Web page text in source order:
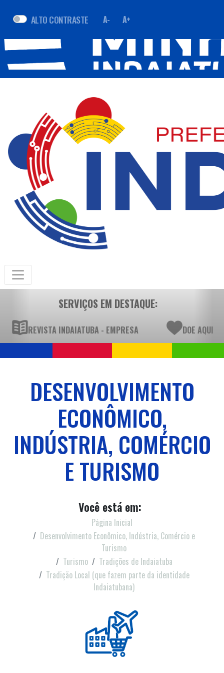
ALTO CONTRASTE A- A+
SERVIÇOS EM DESTAQUE:
REVISTA INDAIATUBA - EMPRESA DOE AQUI
DESENVOLVIMENTO
ECONÔMICO,
INDÚSTRIA, COMÉRCIO
E TURISMO
Você está em:
Página Inicial
Desenvolvimento Econômico, Indústria, Comércio e
Turismo
Turismo
Tradições de Indaiatuba
Tradição Local (que fazem parte da identidade
Indaiatubana)